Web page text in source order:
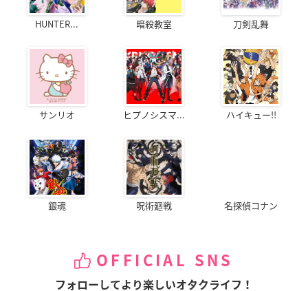
HUNTER... 暗殺教室 刀剣乱舞
サンリオ ヒプノシスマ... ハイキュー!!
銀魂 呪術廻戦 名探偵コナン
OFFICIAL SNS
フォローしてより楽しいオタクライフ！